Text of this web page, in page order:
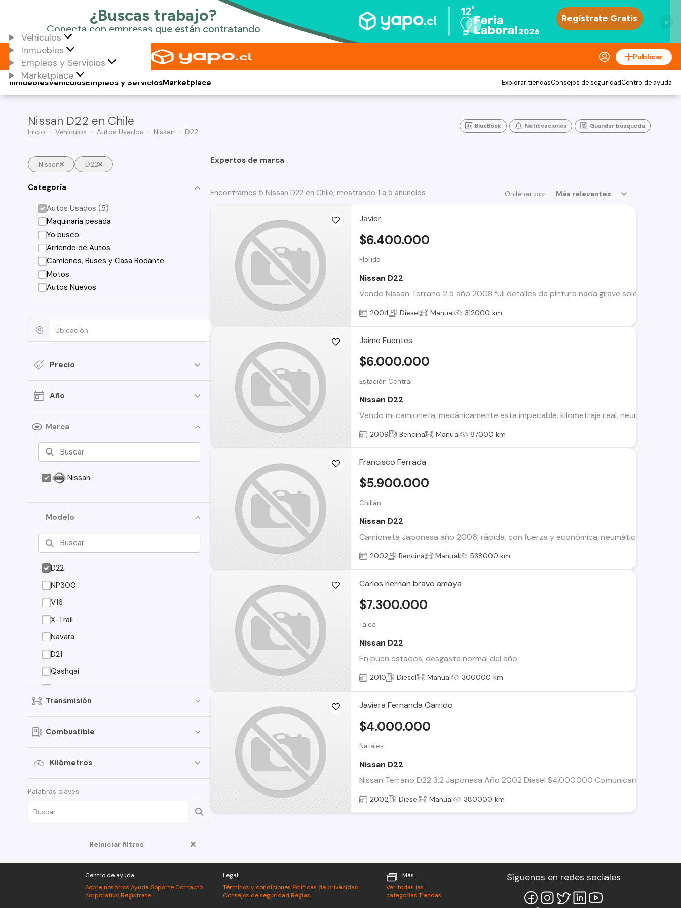
×
Vehículos
Inmuebles
Empleos y Servicios
Marketplace
Publicar
Vehículos
Inmuebles Empleos y ServiciosMarketplace Explorar tiendasConsejos de seguridadCentro de ayuda
Nissan D22 en Chile
Inicio Vehículos Autos Usados Nissan D22
BlueBook Notificaciones Guardar búsqueda
Nissan D22
Categoría
Autos Usados (5)
Maquinaria pesada
Yo busco
Arriendo de Autos
Camiones, Buses y Casa Rodante
Motos
Autos Nuevos
Precio
Año
Marca
Nissan
Modelo
D22
NP300
V16
X-Trail
Navara
D21
Qashqai
Versa
Kicks
Sentra
Murano
Tiida
Note
350Z
Transmisión
Combustible
Kilómetros
Palabras claves
Reiniciar filtros
Expertos de marca
Ordenar por Más relevantes
Encontramos 5 Nissan D22 en Chile, mostrando 1 a 5 anuncios
Javier
Florida
Nissan D22
Vendo Nissan Terrano 2.5 año 2008 full detalles de pintura nada grave solo por
$6.400.000
2004 Diesel Manual 312000 km
Jaime Fuentes
Estación Central
Nissan D22
Vendo mi camioneta, mecánicamente esta impecable, kilometraje real, neumáticos
$6.000.000
2009 Bencina Manual 87000 km
Francisco Ferrada
Chillán
Nissan D22
Camioneta Japonesa año 2006, rápida, con fuerza y económica, neumáticos
$5.900.000
2002 Bencina Manual 538000 km
Carlos hernan bravo amaya
Talca
Nissan D22
En buen estados, desgaste normal del año.
$7.300.000
2010 Diesel Manual 300000 km
Javiera Fernanda Garrido
Natales
Nissan D22
Nissan Terrano D22 3.2 Japonesa Año 2002 Diesel $4.000.000 Comunicarse al
$4.000.000
2002 Diesel Manual 380000 km
Centro de ayuda
Sobre nosotros Ayuda Soporte Contacto
corporativo Regístrate
Legal
Términos y condiciones Políticas de privacidad
Consejos de seguridad Reglas
Más...
Ver todas las
categorías Tiendas
Síguenos en redes sociales